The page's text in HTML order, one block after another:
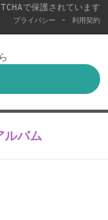
で保護されています
プライバシー - 利用契約
ルバム